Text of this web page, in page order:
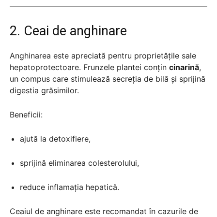
2. Ceai de anghinare
Anghinarea este apreciată pentru proprietățile sale
hepatoprotectoare. Frunzele plantei conțin cinarină,
un compus care stimulează secreția de bilă și sprijină
digestia grăsimilor.
Beneficii:
ajută la detoxifiere,
sprijină eliminarea colesterolului,
reduce inflamația hepatică.
Ceaiul de anghinare este recomandat în cazurile de